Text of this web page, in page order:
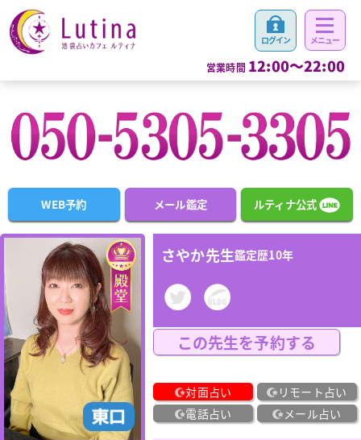
営業時間 12:00～22:00
WEB予約 メール鑑定 ルティナ公式
さやか先生鑑定歴10年
この先生を予約する
対面占い
リモート占い
電話占い
メール占い